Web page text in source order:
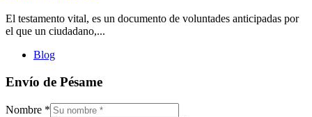
El testamento vital, es un documento de voluntades anticipadas por
el que un ciudadano,...
Blog
Envío de Pésame
Nombre *